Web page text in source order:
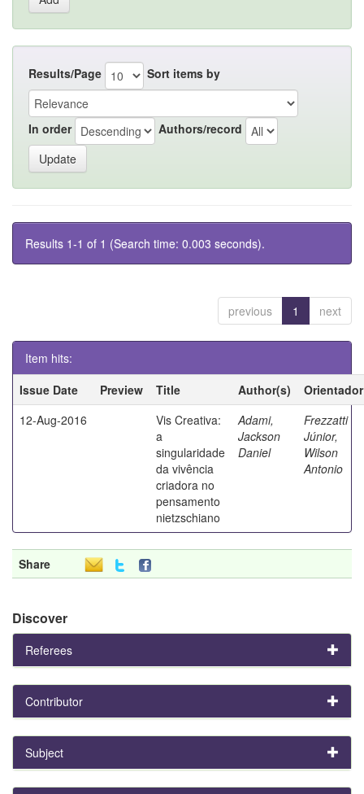
Results/Page Sort items by
In order Authors/record
Results 1-1 of 1 (Search time: 0.003 seconds).
previous 1 next
Item hits:
Issue Date
Preview Title Author(s)
Orientador
12-Aug-2016
Vis Creativa:
a
singularidade
da vivência
criadora no
pensamento
nietzschiano
Adami,
Jackson
Daniel
Frezzatti
Júnior,
Wilson
Antonio
Share
Discover
Referees
Contributor
Subject